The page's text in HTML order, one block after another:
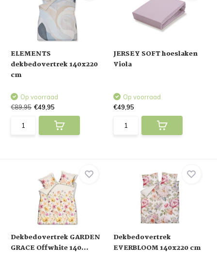
ELEMENTS
dekbedovertrek 140x220
cm
Op voorraad
€89,95 €49,95
JERSEY SOFT hoeslaken
Viola
Op voorraad
€49,95
Dekbedovertrek GARDEN
GRACE Offwhite 140...
Dekbedovertrek
EVERBLOOM 140x220 cm